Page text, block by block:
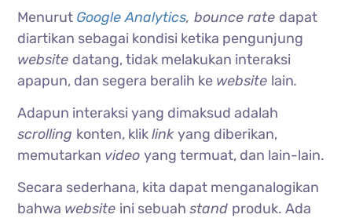
Menurut Google Analytics,bounce rate dapat
diartikan sebagai kondisi ketika pengunjung
website datang, tidak melakukan interaksi
apapun, dan segera beralih ke website lain.
Adapun interaksi yang dimaksud adalah
scrolling konten, kliklinkyang diberikan,
memutarkan videoyang termuat, dan lain-lain.
Secara sederhana, kita dapat menganalogikan
bahwa website ini sebuahstand produk. Ada